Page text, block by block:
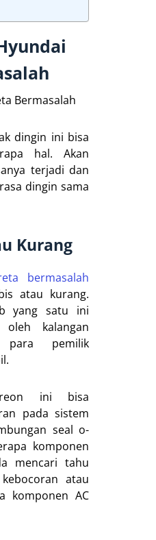
dingin ini bisa
hal. Akan
terjadi dan
dingin sama
Kurang
bermasalah
atau kurang.
yang satu ini
kalangan
para pemilik
ini bisa
pada sistem
seal o-
komponen
mencari tahu
atau
komponen AC